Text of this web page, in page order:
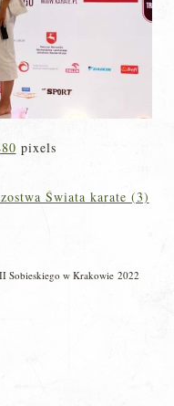
pixels
Świata karate (3)
Sobieskiego w Krakowie 2022